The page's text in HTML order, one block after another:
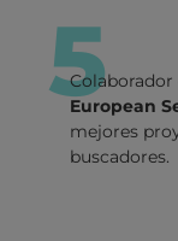
5
Colaborador
European
mejores
buscadores.